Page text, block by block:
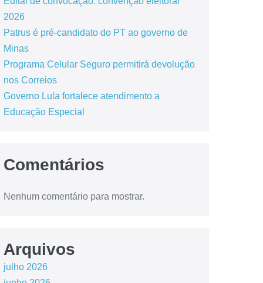
2026
Patrus é pré-candidato do PT ao governo de
Minas
Programa Celular Seguro permitirá devolução
nos Correios
Governo Lula fortalece atendimento a
Educação Especial
Comentários
Nenhum comentário para mostrar.
Arquivos
julho 2026